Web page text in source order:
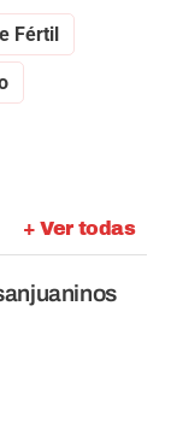
Fértil
+ Ver todas